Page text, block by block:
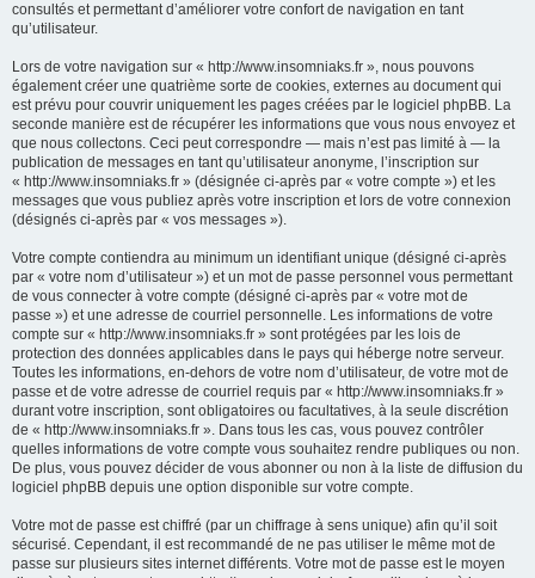
consultés et permettant d’améliorer votre confort de navigation en tant
qu’utilisateur.
Lors de votre navigation sur « http://www.insomniaks.fr », nous pouvons
également créer une quatrième sorte de cookies, externes au document qui
est prévu pour couvrir uniquement les pages créées par le logiciel phpBB. La
seconde manière est de récupérer les informations que vous nous envoyez et
que nous collectons. Ceci peut correspondre — mais n’est pas limité à — la
publication de messages en tant qu’utilisateur anonyme, l’inscription sur
« http://www.insomniaks.fr » (désignée ci-après par « votre compte ») et les
messages que vous publiez après votre inscription et lors de votre connexion
(désignés ci-après par « vos messages »).
Votre compte contiendra au minimum un identifiant unique (désigné ci-après
par « votre nom d’utilisateur ») et un mot de passe personnel vous permettant
de vous connecter à votre compte (désigné ci-après par « votre mot de
passe ») et une adresse de courriel personnelle. Les informations de votre
compte sur « http://www.insomniaks.fr » sont protégées par les lois de
protection des données applicables dans le pays qui héberge notre serveur.
Toutes les informations, en-dehors de votre nom d’utilisateur, de votre mot de
passe et de votre adresse de courriel requis par « http://www.insomniaks.fr »
durant votre inscription, sont obligatoires ou facultatives, à la seule discrétion
de « http://www.insomniaks.fr ». Dans tous les cas, vous pouvez contrôler
quelles informations de votre compte vous souhaitez rendre publiques ou non.
De plus, vous pouvez décider de vous abonner ou non à la liste de diffusion du
logiciel phpBB depuis une option disponible sur votre compte.
Votre mot de passe est chiffré (par un chiffrage à sens unique) afin qu’il soit
sécurisé. Cependant, il est recommandé de ne pas utiliser le même mot de
passe sur plusieurs sites internet différents. Votre mot de passe est le moyen